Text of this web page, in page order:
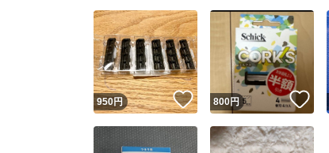
950円 いいね！
800円